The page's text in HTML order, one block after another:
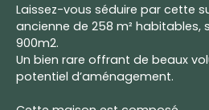
Laissez-vous séduire par cette
ancienne de 258 m² habitables,
900m2.
Un bien rare offrant de beaux
potentiel d’aménagement.